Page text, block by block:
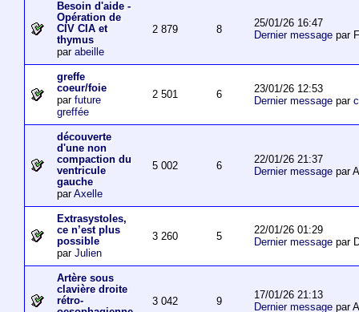
Besoin d'aide -
Opération de
CIV CIA et
thymus
par abeille
2 879 8
25/01/26 16:47
Dernier messagepar
greffe
coeur/foie
par future
greffée
2 501 6
23/01/26 12:53
Dernier messagepar
découverte
d'une non
compaction du
ventricule
gauche
parAxelle
5 002 6
22/01/26 21:37
Dernier messagepar
Extrasystoles,
ce n’est plus
possible
par Julien
3 260 5
22/01/26 01:29
Dernier messagepar
Artère sous
clavière droite
rétro-
3 042 9
17/01/26 21:13
Dernier messagepar